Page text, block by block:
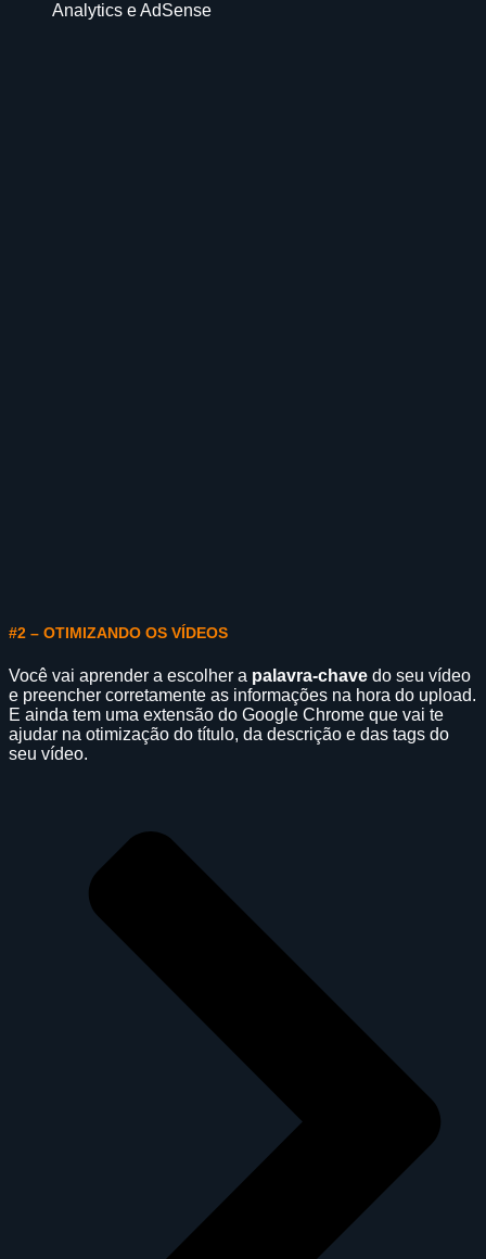
Analytics e AdSense
#2 – OTIMIZANDO OS VÍDEOS
Você vai aprender a escolher a palavra-chave do seu vídeo
e preencher corretamente as informações na hora do upload.
E ainda tem uma extensão do Google Chrome que vai te
ajudar na otimização do título, da descrição e das tags do
seu vídeo.